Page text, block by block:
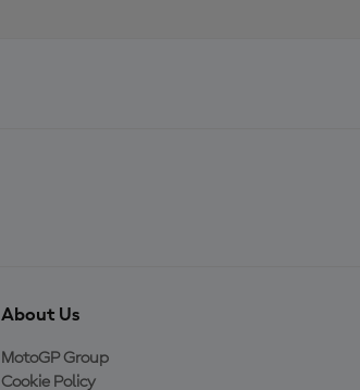
About Us
MotoGP Group
Cookie Policy